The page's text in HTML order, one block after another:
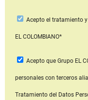
Acepto el tratamiento
EL COLOMBIANO*
Acepto que Grupo EL
personales con terceros
Tratamiento del Datos